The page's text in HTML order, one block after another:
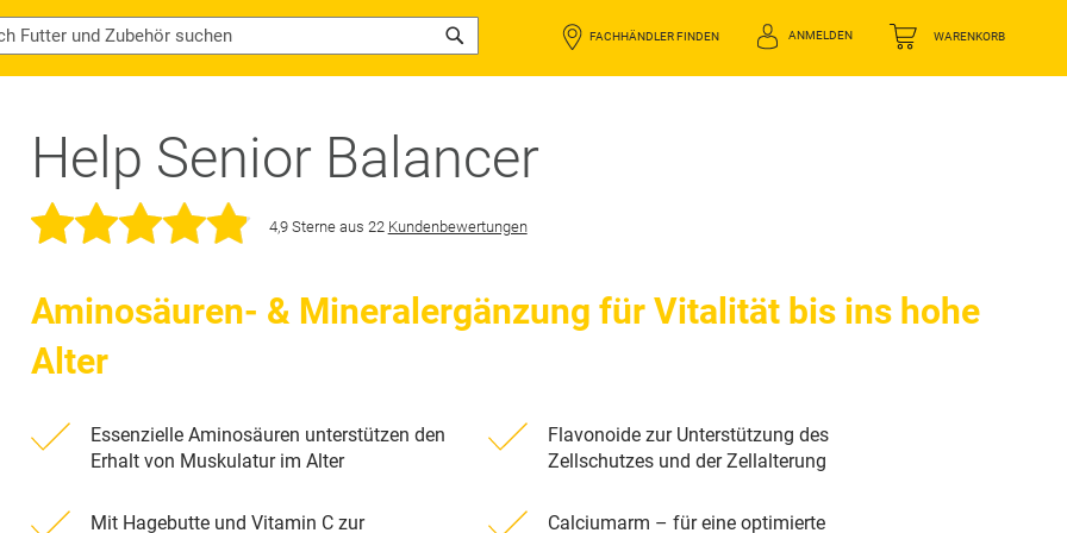
WARENKORB
FACHHÄNDLER FINDEN ANMELDEN
Help Senior Balancer
4,9 Sterne aus 22 Kundenbewertungen
Aminosäuren- & Mineralergänzung für Vitalität bis ins hohe
Alter
Essenzielle Aminosäuren unterstützen den
Erhalt von Muskulatur im Alter
Flavonoide zur Unterstützung des
Zellschutzes und der Zellalterung
Mit Hagebutte und Vitamin C zur
Calciumarm – für eine optimierte